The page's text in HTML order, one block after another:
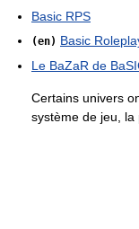
Basic RPS
(en) Basic
Le BaZaR de
Certains univers
système de jeu, la